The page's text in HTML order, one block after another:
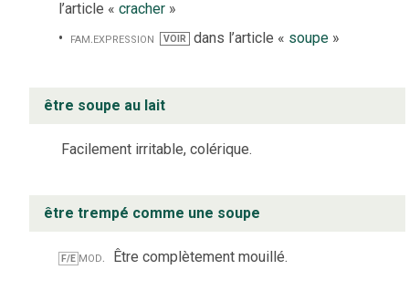
l’article « cracher »
fam.expression VOIR dans l’article « soupe»
être soupe au lait
Facilement irritable, colérique.
être trempé comme une soupe
F/E mod. Être complètement mouillé.